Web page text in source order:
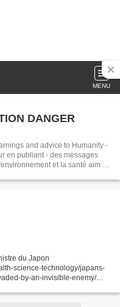
MENU
DANGER
and advice to Humanity -
- des messages
and health issues - le
du Japon
science-technology/japans-
by-an-invisible-enemy/